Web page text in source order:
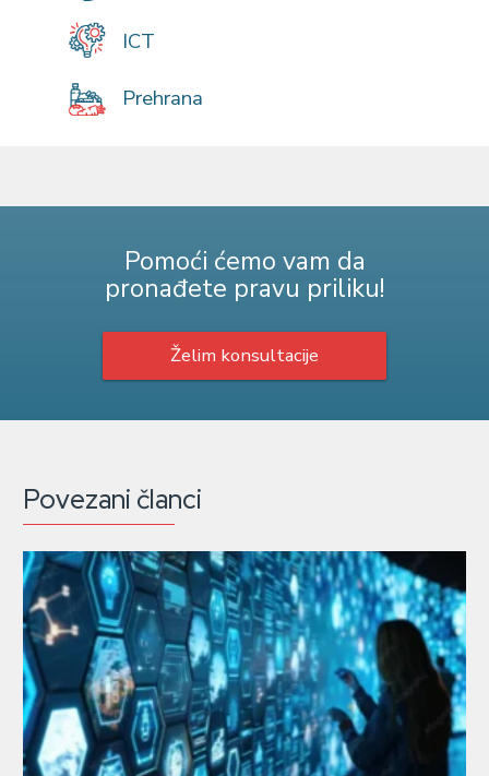
ICT
Prehrana
Pomoći ćemo vam da
pronađete pravu priliku!
Želim konsultacije
Povezani članci